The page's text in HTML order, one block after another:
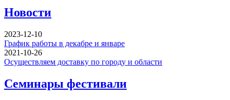
Новости
2023-12-10
График работы в декабре и январе
2021-10-26
Осуществляем доставку по городу и области
Семинары фестивали